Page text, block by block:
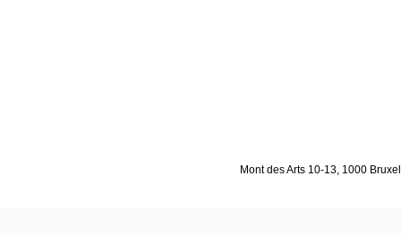
Mont des Arts 10-13, 1000